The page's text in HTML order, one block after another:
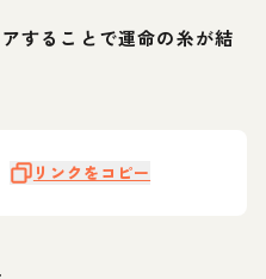
することで運命の糸が結
リンクをコピー